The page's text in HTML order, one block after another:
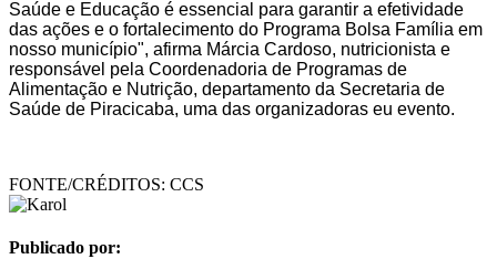
Saúde e Educação é essencial para garantir a efetividade
das ações e o fortalecimento do Programa Bolsa Família em
nosso município", afirma Márcia Cardoso, nutricionista e
responsável pela Coordenadoria de Programas de
Alimentação e Nutrição, departamento da Secretaria de
Saúde de Piracicaba, uma das organizadoras eu evento.
FONTE/CRÉDITOS: CCS
Publicado por: